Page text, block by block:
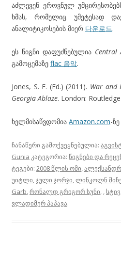
აძლევენ ეროვნულ
ხმას, რომელიც უმეტესად
ანალიტიკოსების მიერ 다운로드.
ეს წიგნი დაფუძნებულია Central
გამოცემაზე flac 음악.
Jones, S. F. (Ed.) (2011). War and
Georgia Ablaze. London: Routledge
ხელმისაწვდომია Amazon.com-ზე
ჩანაწერი გამოქვეყნებულია:
Gunia კატეგორია: წიგნები და
ტეგები: 2008 წლის ომი,
უიტლი,ჯული ჯორჯი,ლინკოლნ
Garb,რონალდ გრიგორ სუნი, ,
ვლადიმერ პაპავა.